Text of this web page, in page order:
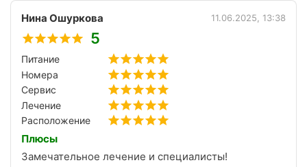
прекрасно, а при заселении, особую благодарность
Дарье Сергеевне и Аня, к, сожалению фамилий не
знаю! Вежливо, культурно, грамотно! Спасибо всем!
С наступающим Новым годом 2026, всем здоровья
и счастья! Процветания вам и благополучия!
Нина Ошуркова 11.06.2025, 13:38
5
Питание
Номера
Сервис
Лечение
Расположение
Плюсы
Замечательное лечение и специалисты!